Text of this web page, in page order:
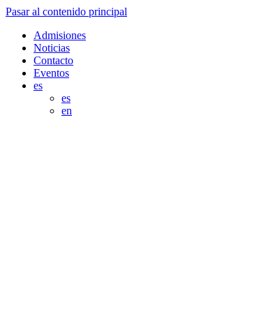
Pasar al contenido principal
Admisiones
Noticias
Contacto
Eventos
es
es
en